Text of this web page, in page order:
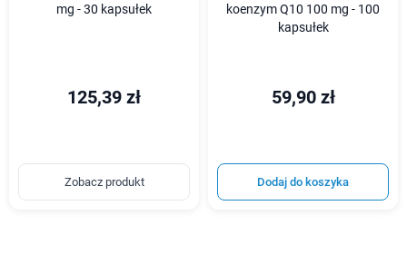
mg - 30 kapsułek
125,39 zł
Zobacz produkt
koenzym Q10 100 mg - 100
kapsułek
59,90 zł
Dodaj do koszyka